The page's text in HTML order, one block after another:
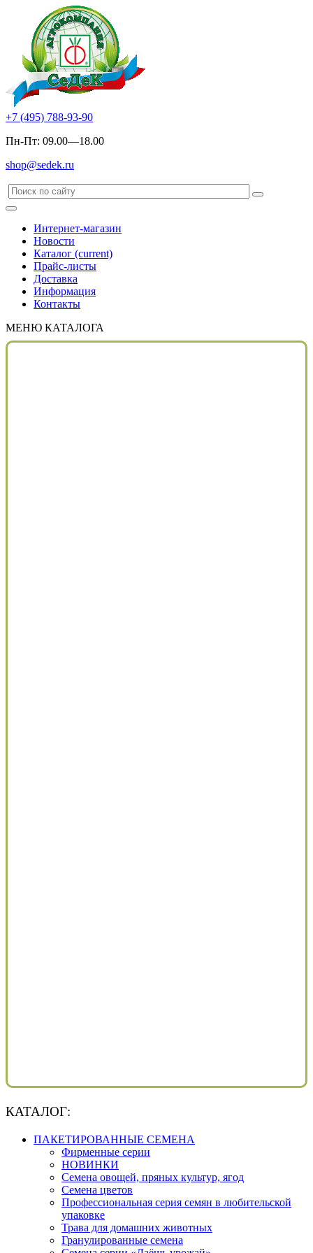
+7 (495) 788-93-90
Пн-Пт: 09.00—18.00
shop@sedek.ru
Интернет-магазин
Новости
Каталог (current)
Прайс-листы
Доставка
Информация
Контакты
МЕНЮ КАТАЛОГА
КАТАЛОГ:
ПАКЕТИРОВАННЫЕ СЕМЕНА
Фирменные серии
НОВИНКИ
Семена овощей, пряных культур, ягод
Семена цветов
Профессиональная серия семян в любительской
упаковке
Трава для домашних животных
Гранулированные семена